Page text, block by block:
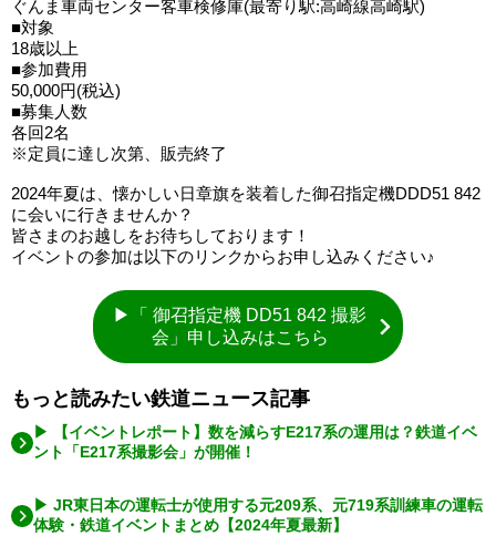
ぐんま車両センター客車検修庫(最寄り駅:高崎線高崎駅)
■対象
18歳以上
■参加費用
50,000円(税込)
■募集人数
各回2名
※定員に達し次第、販売終了
2024年夏は、懐かしい日章旗を装着した御召指定機DDD51 842
に会いに行きませんか？
皆さまのお越しをお待ちしております！
イベントの参加は以下のリンクからお申し込みください♪
▶「 御召指定機 DD51 842 撮影
会」申し込みはこちら
もっと読みたい鉄道ニュース記事
▶ 【イベントレポート】数を減らすE217系の運用は？鉄道イベ
ント「E217系撮影会」が開催！
▶ JR東日本の運転士が使用する元209系、元719系訓練車の運転
体験・鉄道イベントまとめ【2024年夏最新】